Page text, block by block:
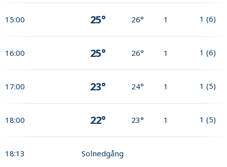
15:00 25° 26° 1 1 (6)
16:00 25° 26° 1 1 (6)
17:00 23° 24° 1 1 (5)
18:00 22° 23° 1 1 (5)
18:13 Solnedgång